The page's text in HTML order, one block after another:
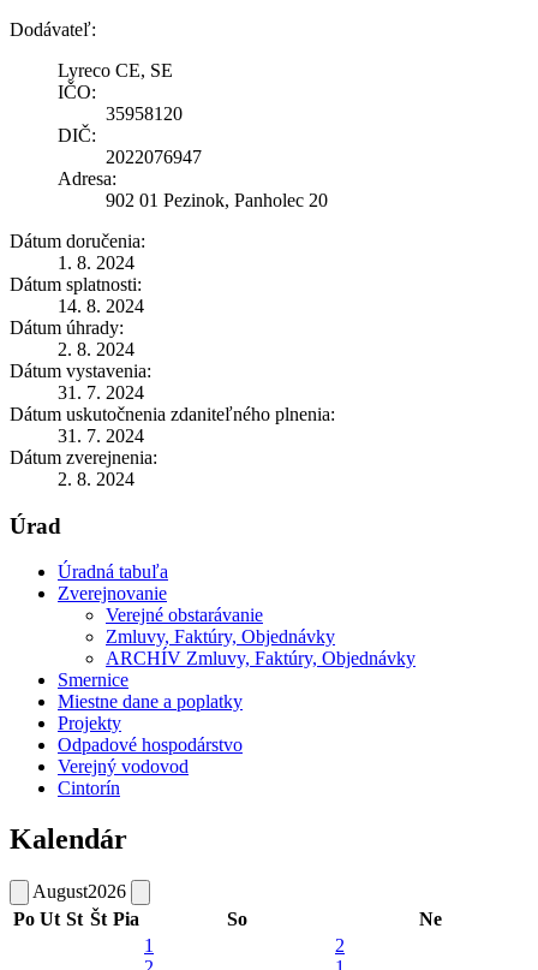
Dodávateľ:
Lyreco CE, SE
IČO:
35958120
DIČ:
2022076947
Adresa:
902 01 Pezinok, Panholec 20
Dátum doručenia:
1. 8. 2024
Dátum splatnosti:
14. 8. 2024
Dátum úhrady:
2. 8. 2024
Dátum vystavenia:
31. 7. 2024
Dátum uskutočnenia zdaniteľného plnenia:
31. 7. 2024
Dátum zverejnenia:
2. 8. 2024
Úrad
Úradná tabuľa
Zverejnovanie
Verejné obstarávanie
Zmluvy, Faktúry, Objednávky
ARCHÍV Zmluvy, Faktúry, Objednávky
Smernice
Miestne dane a poplatky
Projekty
Odpadové hospodárstvo
Verejný vodovod
Cintorín
Kalendár
August2026
Po Ut St Št Pia So Ne
1
2